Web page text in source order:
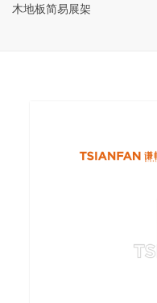
木地板简易展架